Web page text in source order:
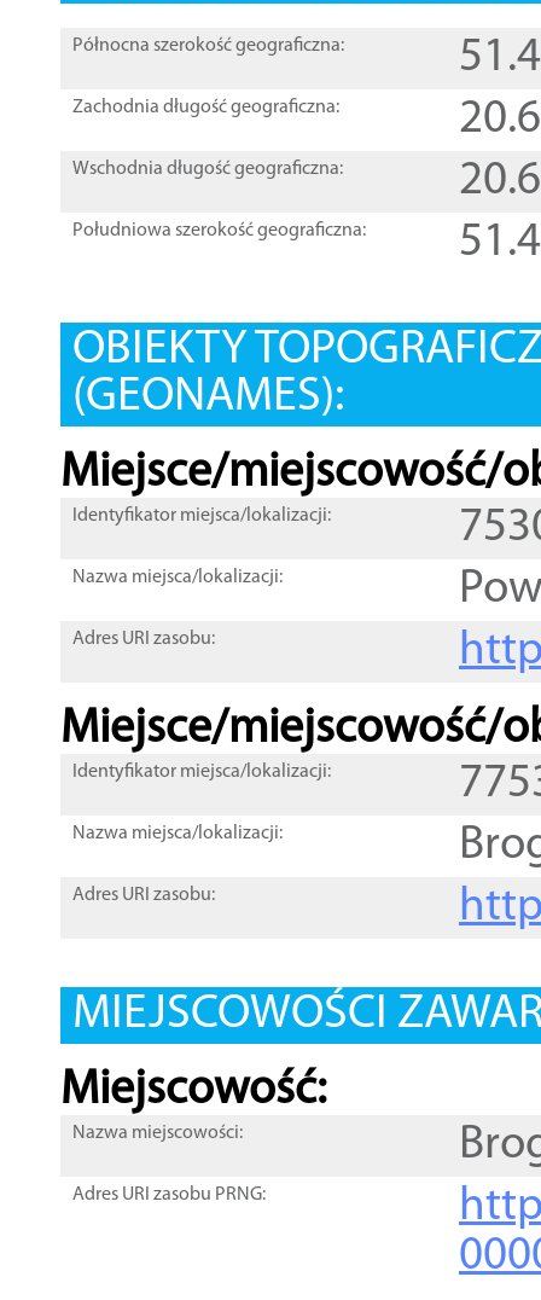
Północna szerokość geograficzna:
Zachodnia długość geograficzna:
Wschodnia długość geograficzna:
Południowa szerokość geograficzna:
OBIEKTY
(GEONAMES):
Miejsce/miejscowość/
Identyfikator miejsca/lokalizacji:
Nazwa miejsca/lokalizacji:
Adres URI zasobu:
Miejsce/miejscowość/
Identyfikator miejsca/lokalizacji:
Nazwa miejsca/lokalizacji:
Adres URI zasobu:
MIEJSCOWOŚCI
Miejscowość:
Nazwa miejscowości:
Adres URI zasobu PRNG: